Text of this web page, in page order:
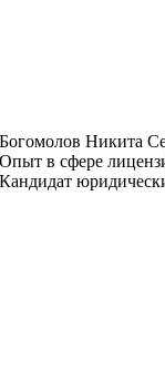
Богомолов Никита
Опыт в сфере
Кандидат